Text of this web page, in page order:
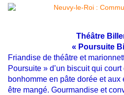
Théâtre
« Poursuite
Friandise de théâtre et
Poursuite » d’un biscuit qui
bonhomme en pâte dorée et aux
être mangé. Gourmandise et